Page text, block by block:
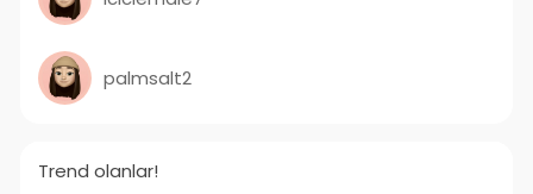
palmsalt2
Trend olanlar!